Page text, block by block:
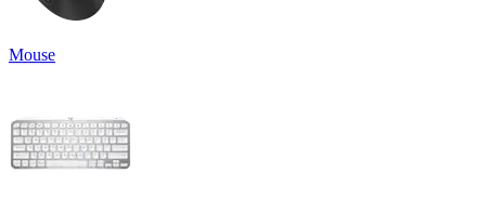
Mouse